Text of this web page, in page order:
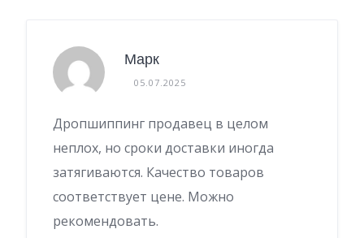
Марк
05.07.2025
Дропшиппинг продавец в целом
неплох, но сроки доставки иногда
затягиваются. Качество товаров
соответствует цене. Можно
рекомендовать.